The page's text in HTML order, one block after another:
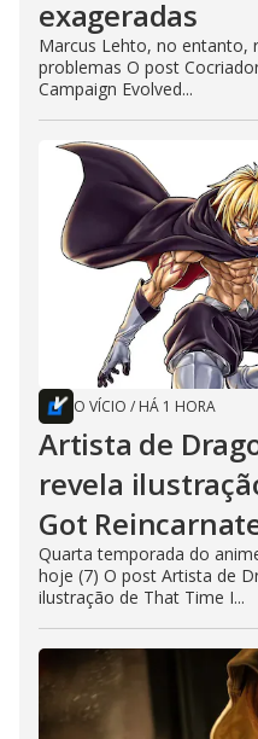
exageradas
Marcus Lehto, no entanto,
problemas O post
Campaign Evolved...
O VÍCIO / HÁ 1 HORA
Artista de
revela
Got
Quarta temporada do
hoje (7) O post Artista de
ilustração de That Time I...